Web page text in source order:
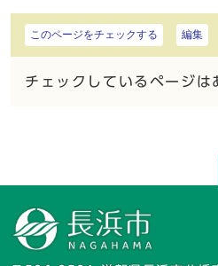
このページをチェックする 編集
チェックしているページは